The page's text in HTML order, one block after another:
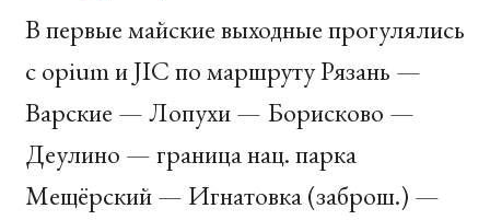
В первые майские выходные прогулялись
с opium иJICпо маршруту Рязань —
Варские — Лопухи — Борисково —
Деулино — граница нац. парка
Мещёрский — Игнатовка (заброш.) —